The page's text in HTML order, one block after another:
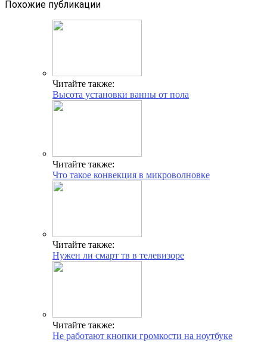
Похожие публикации
Читайте также:
Высота установки ванны от пола
Читайте также:
Что такое конвекция в микроволновке
Читайте также:
Нужен ли смарт тв в телевизоре
Читайте также:
Не работают кнопки громкости на ноутбуке